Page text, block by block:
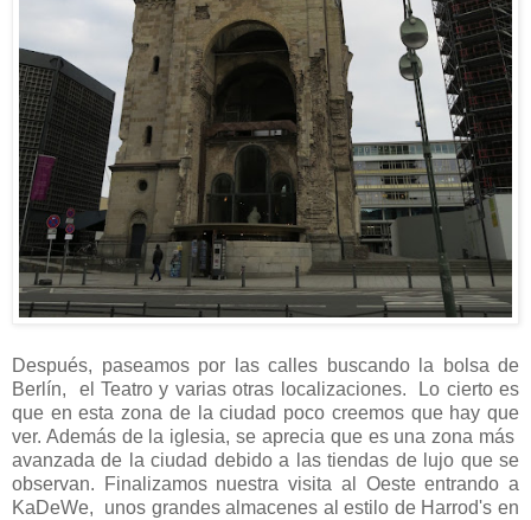
Después, paseamos por las calles buscando la bolsa de
Berlín, el Teatro y varias otras localizaciones. Lo cierto es
que en esta zona de la ciudad poco creemos que hay que
ver. Además de la iglesia, se aprecia que es una zona más
avanzada de la ciudad debido a las tiendas de lujo que se
observan. Finalizamos nuestra visita al Oeste entrando a
KaDeWe, unos grandes almacenes al estilo de Harrod's en